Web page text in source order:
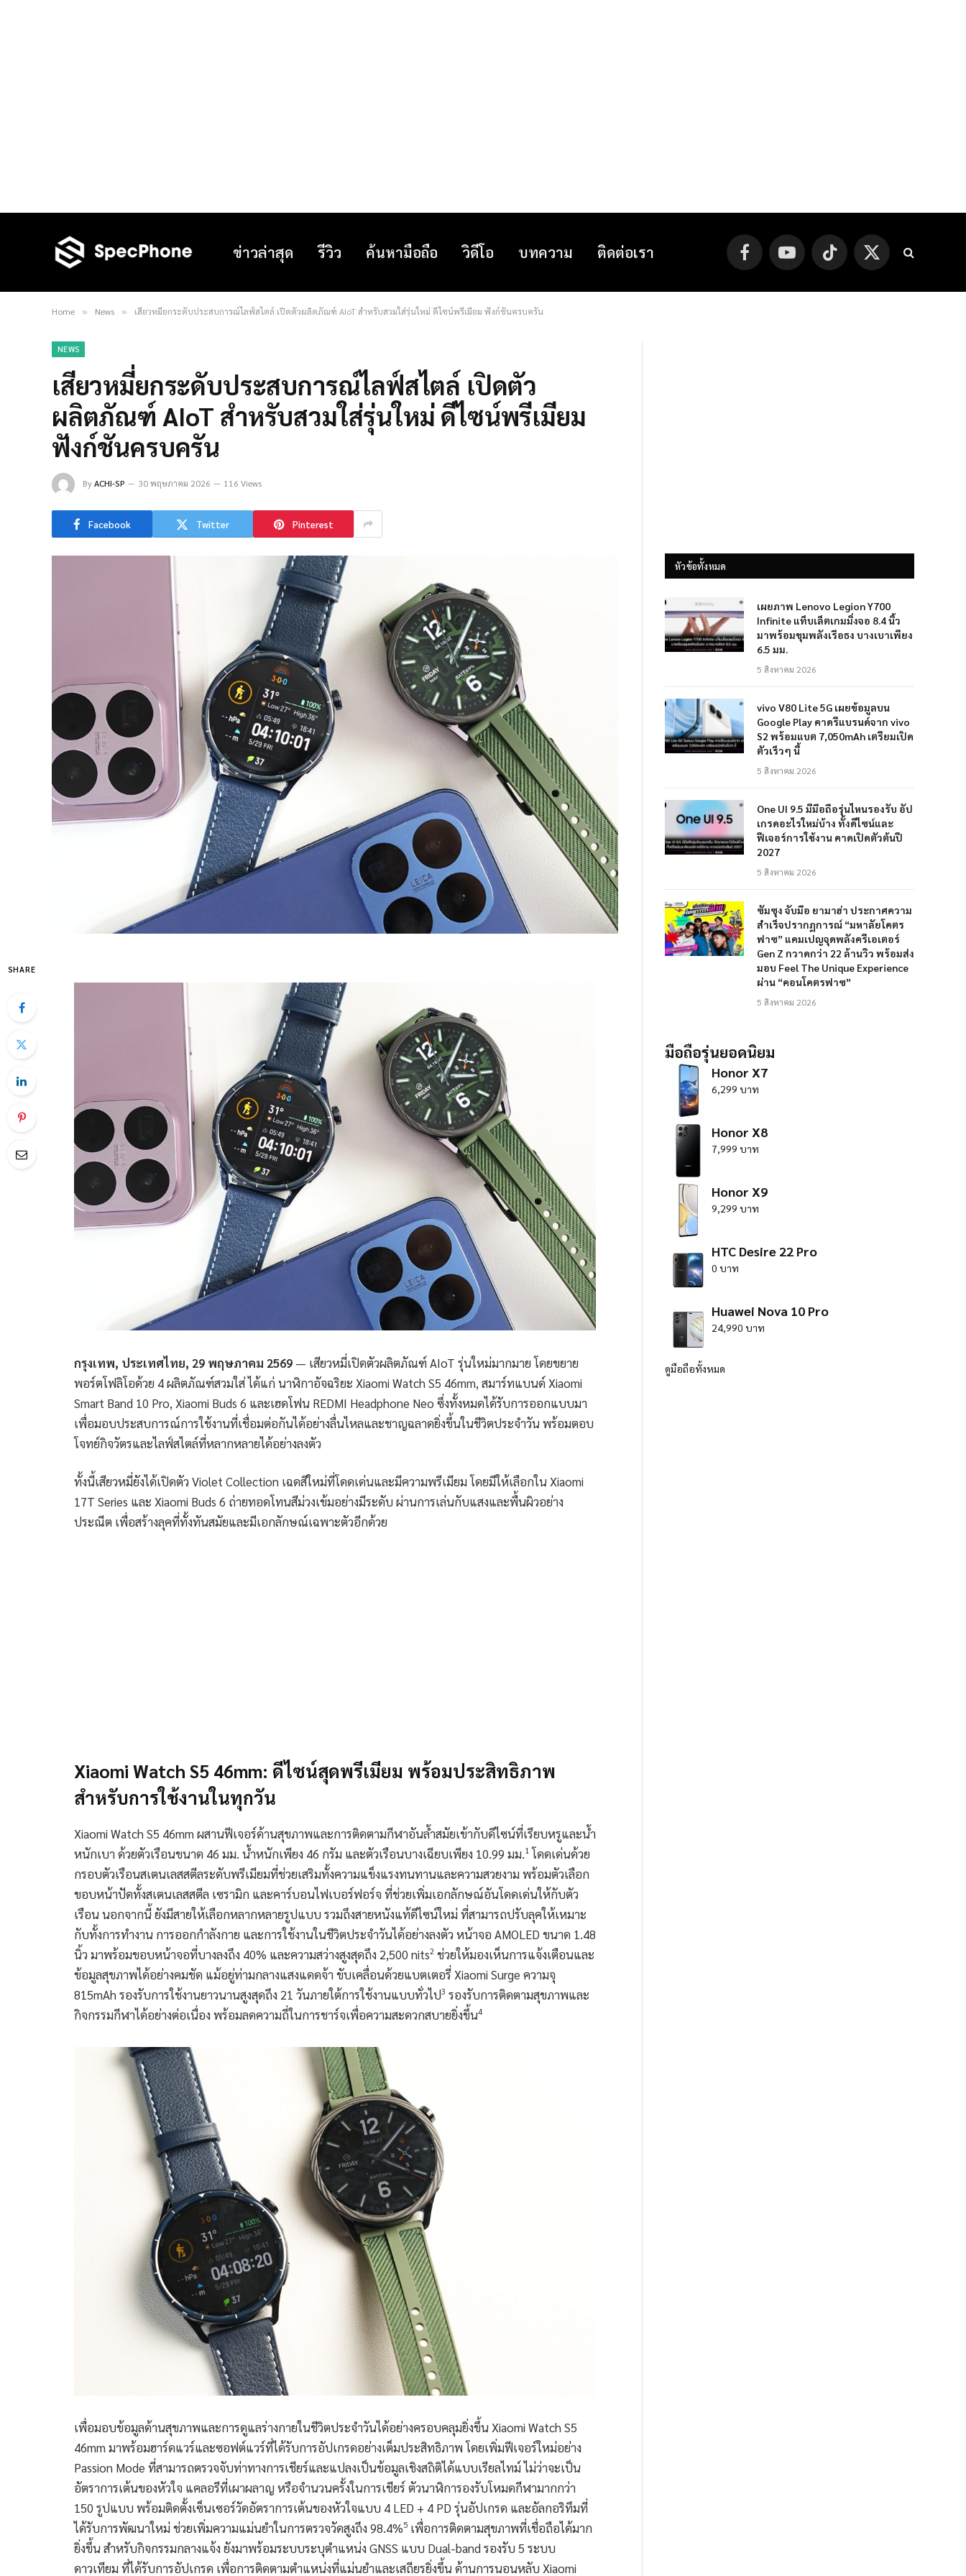
ข่าวล่าสุด รีวิว ค้นหามือถือ วิดีโอ บทความ ติดต่อเรา FacebookYouTube TikTok
X
(Twitter)
Home » News » เสียวหมี่ยกระดับประสบการณ์ไลฟ์สไตล์ เปิดตัวผลิตภัณฑ์ AIoT สำหรับสวมใส่รุ่นใหม่ ดีไซน์พรีเมียม ฟังก์ชันครบครัน
NEWS
เสียวหมี่ยกระดับประสบการณ์ไลฟ์สไตล์ เปิดตัว
ผลิตภัณฑ์ AIoT สำหรับสวมใส่รุ่นใหม่ ดีไซน์พรีเมียม
ฟังก์ชันครบครัน
ByACHI-SP 30 พฤษภาคม 2026 116 Views
Facebook Twitter Pinterest
SHARE
กรุงเทพ, ประเทศไทย, 29 พฤษภาคม 2569 — เสียวหมี่เปิดตัวผลิตภัณฑ์ AIoT รุ่นใหม่มากมาย โดยขยาย
พอร์ตโฟลิโอด้วย 4 ผลิตภัณฑ์สวมใส่ ได้แก่ นาฬิกาอัจฉริยะ Xiaomi Watch S5 46mm, สมาร์ทแบนด์ Xiaomi
Smart Band 10 Pro, Xiaomi Buds 6 และเฮดโฟน REDMI Headphone Neo ซึ่งทั้งหมดได้รับการออกแบบมา
เพื่อมอบประสบการณ์การใช้งานที่เชื่อมต่อกันได้อย่างลื่นไหลและชาญฉลาดยิ่งขึ้นในชีวิตประจำวัน พร้อมตอบ
โจทย์กิจวัตรและไลฟ์สไตล์ที่หลากหลายได้อย่างลงตัว
ทั้งนี้เสียวหมี่ยังได้เปิดตัว Violet Collection เฉดสีใหม่ที่โดดเด่นและมีความพรีเมียม โดยมีให้เลือกใน Xiaomi
17T Series และ Xiaomi Buds 6 ถ่ายทอดโทนสีม่วงเข้มอย่างมีระดับ ผ่านการเล่นกับแสงและพื้นผิวอย่าง
ประณีต เพื่อสร้างลุคที่ทั้งทันสมัยและมีเอกลักษณ์เฉพาะตัวอีกด้วย
Xiaomi Watch S5 46mm: ดีไซน์สุดพรีเมียม พร้อมประสิทธิภาพ
สำหรับการใช้งานในทุกวัน
Xiaomi Watch S5 46mm ผสานฟีเจอร์ด้านสุขภาพและการติดตามกีฬาอันล้ำสมัยเข้ากับดีไซน์ที่เรียบหรูและน้ำ
หนักเบา ด้วยตัวเรือนขนาด 46 มม. น้ำหนักเพียง 46 กรัม และตัวเรือนบางเฉียบเพียง 10.99 มม.1 โดดเด่นด้วย
กรอบตัวเรือนสเตนเลสสตีลระดับพรีเมียมที่ช่วยเสริมทั้งความแข็งแรงทนทานและความสวยงาม พร้อมตัวเลือก
ขอบหน้าปัดทั้งสเตนเลสสตีล เซรามิก และคาร์บอนไฟเบอร์ฟอร์จ ที่ช่วยเพิ่มเอกลักษณ์อันโดดเด่นให้กับตัว
เรือน นอกจากนี้ ยังมีสายให้เลือกหลากหลายรูปแบบ รวมถึงสายหนังแท้ดีไซน์ใหม่ ที่สามารถปรับลุคให้เหมาะ
กับทั้งการทำงาน การออกกำลังกาย และการใช้งานในชีวิตประจำวันได้อย่างลงตัว หน้าจอ AMOLED ขนาด 1.48
นิ้ว มาพร้อมขอบหน้าจอที่บางลงถึง 40% และความสว่างสูงสุดถึง 2,500 nits2 ช่วยให้มองเห็นการแจ้งเตือนและ
ข้อมูลสุขภาพได้อย่างคมชัด แม้อยู่ท่ามกลางแสงแดดจ้า ขับเคลื่อนด้วยแบตเตอรี่ Xiaomi Surge ความจุ
815mAh รองรับการใช้งานยาวนานสูงสุดถึง 21 วันภายใต้การใช้งานแบบทั่วไป3 รองรับการติดตามสุขภาพและ
กิจกรรมกีฬาได้อย่างต่อเนื่อง พร้อมลดความถี่ในการชาร์จเพื่อความสะดวกสบายยิ่งขึ้น4
เพื่อมอบข้อมูลด้านสุขภาพและการดูแลร่างกายในชีวิตประจำวันได้อย่างครอบคลุมยิ่งขึ้น Xiaomi Watch S5
46mm มาพร้อมฮาร์ดแวร์และซอฟต์แวร์ที่ได้รับการอัปเกรดอย่างเต็มประสิทธิภาพ โดยเพิ่มฟีเจอร์ใหม่อย่าง
Passion Mode ที่สามารถตรวจจับท่าทางการเชียร์และแปลงเป็นข้อมูลเชิงสถิติได้แบบเรียลไทม์ ไม่ว่าจะเป็น
อัตราการเต้นของหัวใจ แคลอรีที่เผาผลาญ หรือจำนวนครั้งในการเชียร์ ตัวนาฬิการองรับโหมดกีฬามากกว่า
150 รูปแบบ พร้อมติดตั้งเซ็นเซอร์วัดอัตราการเต้นของหัวใจแบบ 4 LED + 4 PD รุ่นอัปเกรด และอัลกอริทึมที่
ได้รับการพัฒนาใหม่ ช่วยเพิ่มความแม่นยำในการตรวจวัดสูงถึง 98.4%5 เพื่อการติดตามสุขภาพที่เชื่อถือได้มาก
ยิ่งขึ้น สำหรับกิจกรรมกลางแจ้ง ยังมาพร้อมระบบระบุตำแหน่ง GNSS แบบ Dual-band รองรับ 5 ระบบ
ดาวเทียม ที่ได้รับการอัปเกรด เพื่อการติดตามตำแหน่งที่แม่นยำและเสถียรยิ่งขึ้น ด้านการนอนหลับ Xiaomi
หัวข้อทั้งหมด
เผยภาพ Lenovo Legion Y700
Infinite แท็บเล็ตเกมมิ่งจอ 8.4 นิ้ว
มาพร้อมขุมพลังเรือธง บางเบาเพียง
6.5 มม.
5 สิงหาคม 2026
vivo V80 Lite 5G เผยข้อมูลบน
Google Play คาดรีแบรนด์จาก vivo
S2 พร้อมแบต 7,050mAh เตรียมเปิด
ตัวเร็วๆ นี้
5 สิงหาคม 2026
One UI 9.5 มีมือถือรุ่นไหนรองรับ อัป
เกรดอะไรใหม่บ้าง ทั้งดีไซน์และ
ฟีเจอร์การใช้งาน คาดเปิดตัวต้นปี
2027
5 สิงหาคม 2026
ซัมซุง จับมือ ยามาฮ่า ประกาศความ
สำเร็จปรากฏการณ์ “มหาลัยโคตร
ฟาซ” แคมเปญจุดพลังครีเอเตอร์
Gen Z กวาดกว่า 22 ล้านวิว พร้อมส่ง
มอบ Feel The Unique Experience
ผ่าน “คอนโคตรฟาซ”
5 สิงหาคม 2026
มือถือรุ่นยอดนิยม
Honor X7
6,299 บาท
Honor X8
7,999 บาท
Honor X9
9,299 บาท
HTC Desire 22 Pro
0 บาท
Huawei Nova 10 Pro
24,990 บาท
ดูมือถือทั้งหมด